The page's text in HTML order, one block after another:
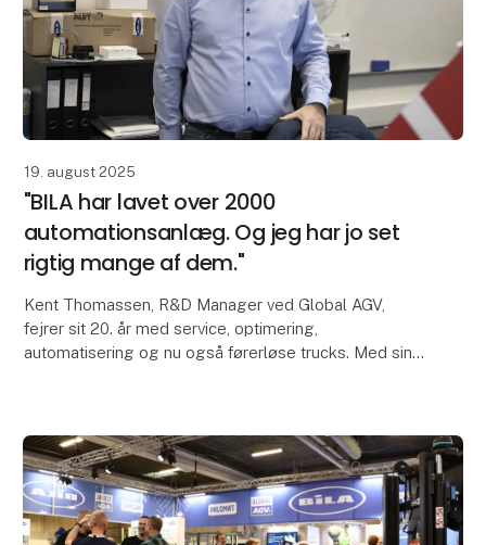
19. august 2025
"BILA har lavet over 2000
automationsanlæg. Og jeg har jo set
rigtig mange af dem."
Kent Thomassen, R&D Manager ved Global AGV,
fejrer sit 20. år med service, optimering,
automatisering og nu også førerløse trucks. Med sin